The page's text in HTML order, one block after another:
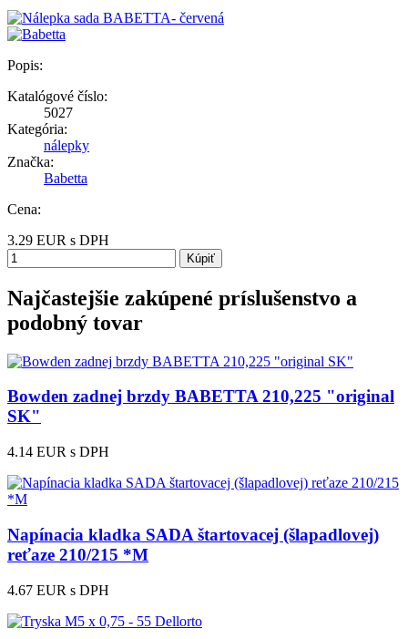
Popis:
Katalógové číslo:
5027
Kategória:
nálepky
Značka:
Babetta
Cena:
3.29 EUR s DPH
Kúpiť
Najčastejšie zakúpené príslušenstvo a
podobný tovar
Bowden zadnej brzdy BABETTA 210,225 "original
SK"
4.14 EUR s DPH
Napínacia kladka SADA štartovacej (šlapadlovej)
reťaze 210/215 *M
4.67 EUR s DPH